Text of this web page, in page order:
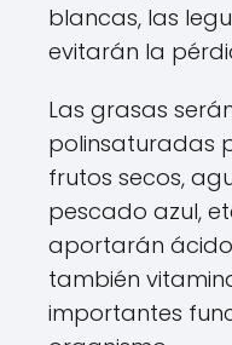
blancas, las
evitarán la
Las grasas
polinsaturadas
frutos secos,
pescado azul,
aportarán
también
importantes